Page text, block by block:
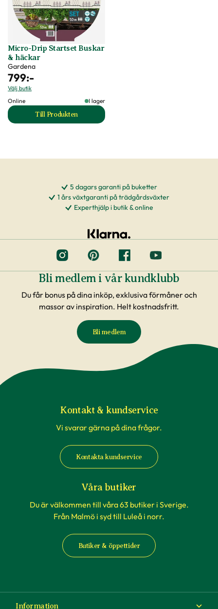
Micro-Drip Startset Buskar
& häckar
Gardena
799:-
Välj butik
Online
I lager
Till Produkten
till Micro-Drip Startset Buskar & häckar produktsida
5 dagars garanti på buketter
1 års växtgaranti på trädgårdsväxter
Experthjälp i butik & online
Bli medlem i vår kundklubb
Du får bonus på dina inköp, exklusiva förmåner och
massor av inspiration. Helt kostnadsfritt.
Bli medlem
Kontakt & kundservice
Vi svarar gärna på dina frågor.
Kontakta kundservice
Våra butiker
Du är välkommen till våra 63 butiker i Sverige.
Från Malmö i syd till Luleå i norr.
Butiker & öppettider
Information